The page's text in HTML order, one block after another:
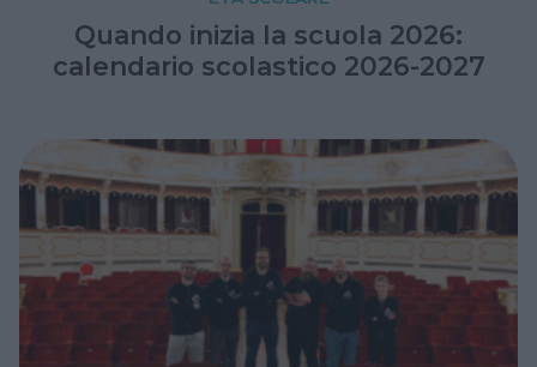
Quando inizia la scuola 2026:
calendario scolastico 2026-2027